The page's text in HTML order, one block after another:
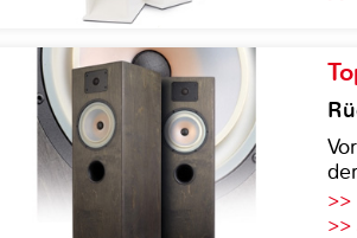
>>
>>